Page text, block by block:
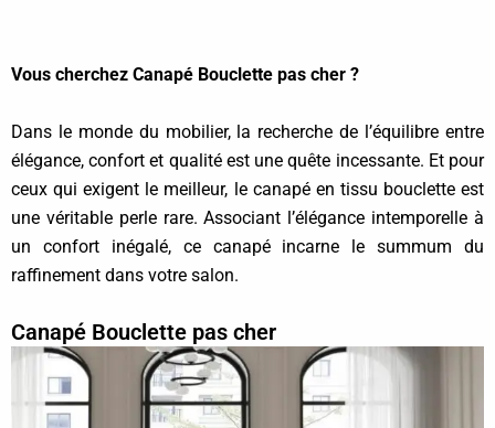
Vous cherchez Canapé Bouclette pas cher ?
Dans le monde du mobilier, la recherche de l’équilibre entre
élégance, confort et qualité est une quête incessante. Et pour
ceux qui exigent le meilleur, le canapé en tissu bouclette est
une véritable perle rare. Associant l’élégance intemporelle à
un confort inégalé, ce canapé incarne le summum du
raffinement dans votre salon.
Canapé Bouclette pas cher